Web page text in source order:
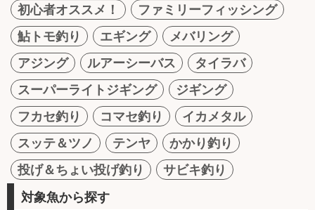
初心者オススメ！
ファミリーフィッシング
鮎トモ釣り
エギング
メバリング
アジング
ルアーシーバス
タイラバ
スーパーライトジギング
ジギング
フカセ釣り
コマセ釣り
イカメタル
スッテ＆ツノ
テンヤ
かかり釣り
投げ＆ちょい投げ釣り
サビキ釣り
対象魚から探す